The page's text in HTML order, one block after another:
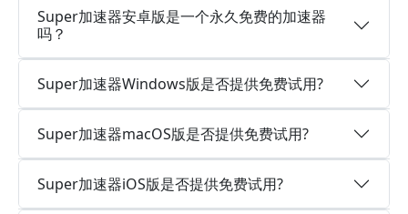
Super加速器安卓版是一个永久免费的加速器
吗？
Super加速器Windows版是否提供免费试用?
Super加速器macOS版是否提供免费试用?
Super加速器iOS版是否提供免费试用?